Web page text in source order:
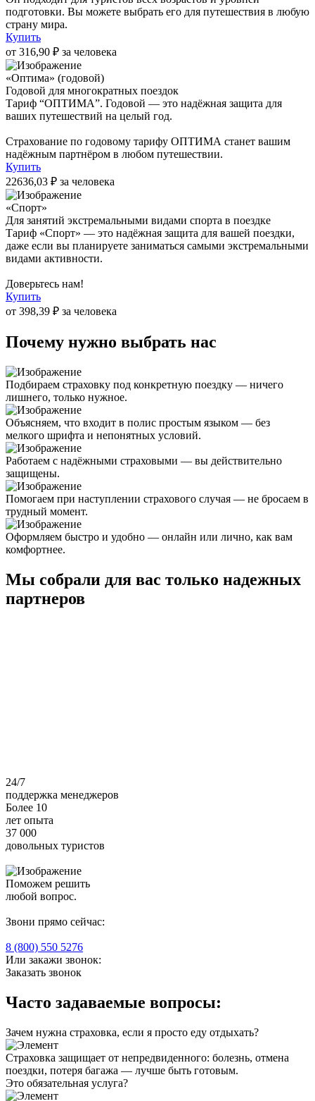
подготовки. Вы можете выбрать его для путешествия в любую
страну мира.
Купить
от 316,90 ₽ за человека
«Оптима» (годовой)
Годовой для многократных поездок
Тариф “ОПТИМА”. Годовой — это надёжная защита для
ваших путешествий на целый год.
Страхование по годовому тарифу ОПТИМА станет вашим
надёжным партнёром в любом путешествии.
Купить
22636,03 ₽ за человека
«Спорт»
Для занятий экстремальными видами спорта в поездке
Тариф «Спорт» — это надёжная защита для вашей поездки,
даже если вы планируете заниматься самыми экстремальными
видами активности.
Доверьтесь нам!
Купить
от 398,39 ₽ за человека
Почему нужно выбрать нас
Подбираем страховку под конкретную поездку — ничего
лишнего, только нужное.
Объясняем, что входит в полис простым языком — без
мелкого шрифта и непонятных условий.
Работаем с надёжными страховыми — вы действительно
защищены.
Помогаем при наступлении страхового случая — не бросаем в
трудный момент.
Оформляем быстро и удобно — онлайн или лично, как вам
комфортнее.
Мы собрали для вас только надежных
партнеров
24/7
поддержка менеджеров
Более 10
лет опыта
37 000
довольных туристов
Поможем решить
любой вопрос.
Звони прямо сейчас:
8 (800) 550 5276
Или закажи звонок:
Заказать звонок
Часто задаваемые вопросы:
Зачем нужна страховка, если я просто еду отдыхать?
Страховка защищает от непредвиденного: болезнь, отмена
поездки, потеря багажа — лучше быть готовым.
Это обязательная услуга?